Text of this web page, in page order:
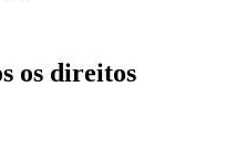
os direitos